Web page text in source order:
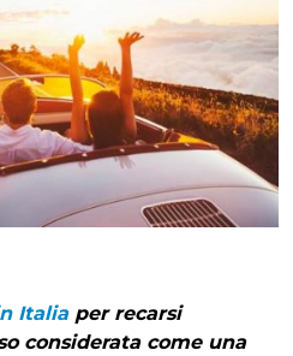
Italiaper recarsi
considerata come una